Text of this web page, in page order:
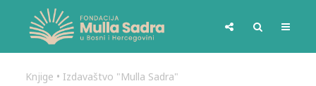
Knjige • Izdavaštvo "Mulla Sadra"